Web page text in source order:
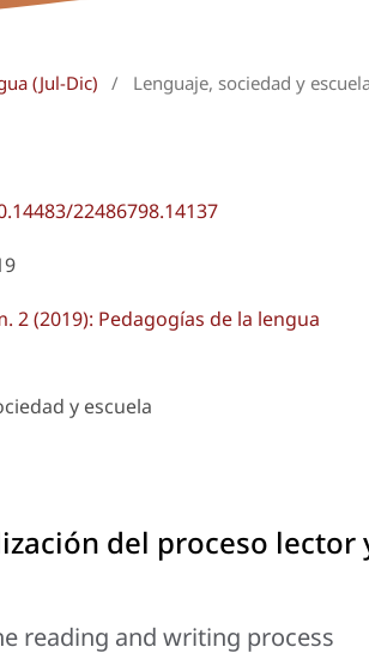
(Jul-Dic) / Lenguaje, sociedad y
22486798.14137
2 (2019): Pedagogías de la lengua
y escuela
del proceso lector
reading and writing process